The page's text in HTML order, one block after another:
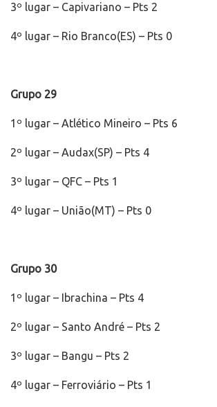
3º lugar – Capivariano – Pts 2
4º lugar – Rio Branco(ES) – Pts 0
Grupo 29
1º lugar – Atlético Mineiro – Pts 6
2º lugar – Audax(SP) – Pts 4
3º lugar – QFC – Pts 1
4º lugar – União(MT) – Pts 0
Grupo 30
1º lugar – Ibrachina – Pts 4
2º lugar – Santo André – Pts 2
3º lugar – Bangu – Pts 2
4º lugar – Ferroviário – Pts 1